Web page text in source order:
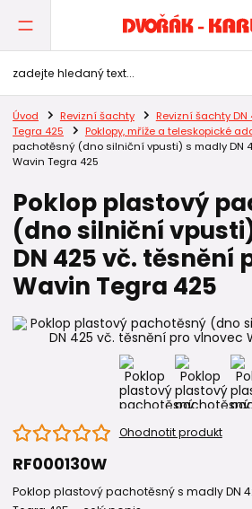
Úvod Revizní šachty Revizní šachty DN
Tegra 425
Poklopy, mříže a teleskopické
pachotěsný (dno silniční vpusti) s madly DN
Wavin Tegra 425
Poklop plastový
(dno silniční
DN 425 vč. těsnění
Wavin Tegra 425
Ohodnotit produkt
RF000130W
Poklop plastový pachotěsný s madly DN